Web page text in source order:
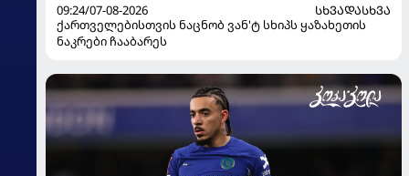
09:24/07-08-2026
ᲡᲮᲕᲐᲓᲐᲡᲮᲕᲐ
ქართველებისთვის ნაცნობ ვან'ტ სხიპს ყაზახეთის
ნაკრები ჩააბარეს